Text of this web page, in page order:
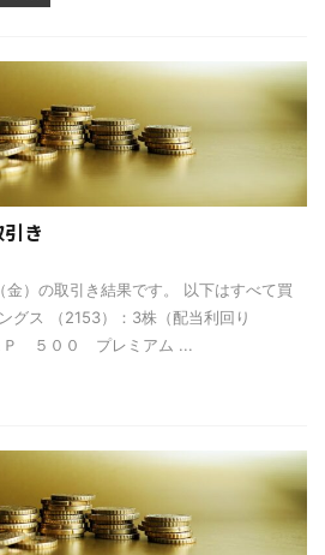
き
）の取引き結果です。 以下はすべて買
グス （2153）：3株（配当利回り
Ｐ ５００ プレミアム ...